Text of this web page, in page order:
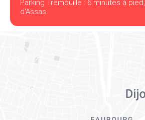
Parking Tremouille : 6 minutes à
d'Assas.